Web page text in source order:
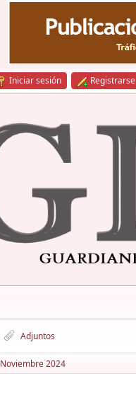
Iniciar sesión Registrarse
Adjuntos
Noviembre 2024